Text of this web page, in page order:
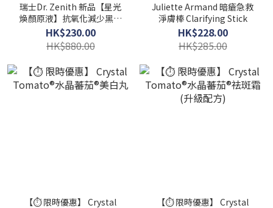
瑞士Dr. Zenith 新品【星光
煥顏原液】抗氧化減少黑色
素 提亮暗沉
HK$230.00
HK$880.00
Juliette Armand 暗瘡急救
淨膚棒 Clarifying Stick
HK$228.00
HK$285.00
【⏱️ 限時優惠】 Crystal
【⏱️ 限時優惠】 Crystal